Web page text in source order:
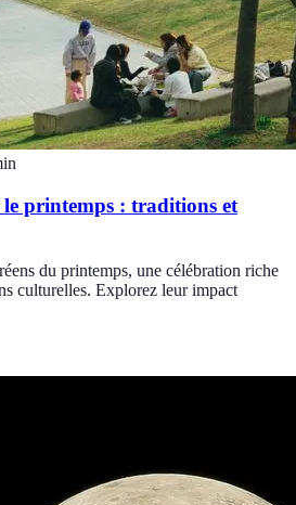
printemps : traditions et
du printemps, une célébration riche
culturelles. Explorez leur impact